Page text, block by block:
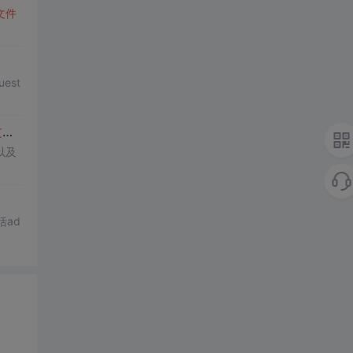
件
及
ad